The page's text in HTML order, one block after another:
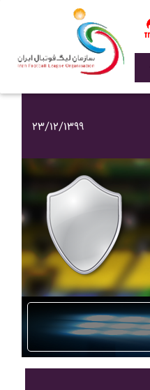
۲۳/۱۲/۱۳۹۹